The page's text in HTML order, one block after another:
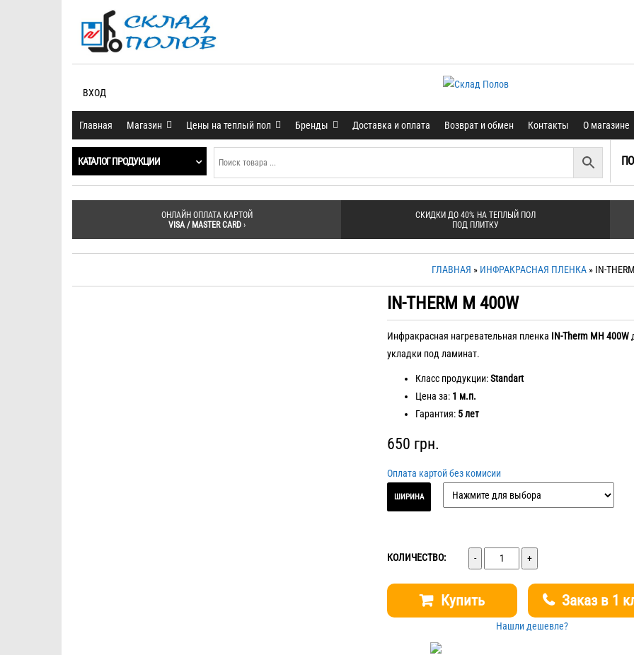
ВХОД
Главная Магазин Цены на теплый пол Бренды Доставка и оплата Возврат и обмен Контакты О магазине
КАТАЛОГ ПРОДУКЦИИ
ОНЛАЙН ОПЛАТА КАРТОЙ
VISA / MASTER CARD›
СКИДКИ ДО 40% НА ТЕПЛЫЙ ПОЛ
ПОД ПЛИТКУ
ГЛАВНАЯ » ИНФРАКРАСНАЯ ПЛЕНКА » IN-
IN-THERM M 400W
Инфракрасная нагревательная пленка IN-Therm MH 400W
укладки под ламинат.
Класс продукции:Standart
Цена за: 1 м.п.
Гарантия: 5 лет
650 грн.
Оплата картой без комисии
ШИРИНА
КОЛИЧЕСТВО: Количество
Купить Заказ в 1
Нашли дешевле?